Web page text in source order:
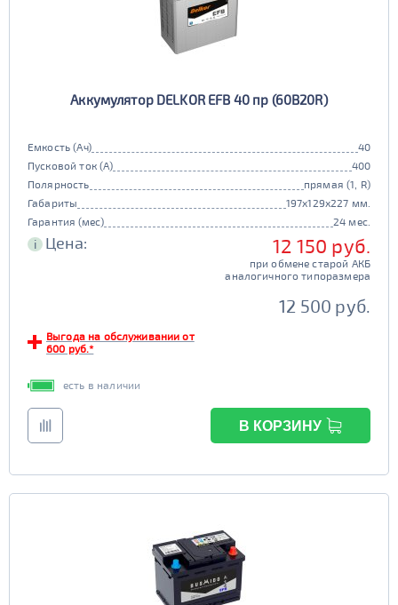
Аккумулятор DELKOR EFB 40 пр (60B20R)
Емкость (Ач)
40
Пусковой ток (А)
400
Полярность
прямая (1, R)
Габариты
197x129x227 мм.
Гарантия (мес)
24 мес.
i Цена: 12 150 руб.
при обмене старой АКБ
аналогичного типоразмера
12 500 руб.
Выгода на обслуживании от
600 руб.*
есть в наличии
В КОРЗИНУ